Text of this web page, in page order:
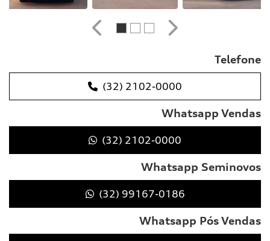
Anterior Próximo
Telefone
(32) 2102-0000
Whatsapp Vendas
(32) 2102-0000
Whatsapp Seminovos
(32) 99167-0186
Whatsapp Pós Vendas